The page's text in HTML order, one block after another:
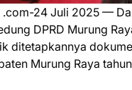
.com-24 Juli 2025 —
DPRD Murung
ditetapkannya
Murung Raya